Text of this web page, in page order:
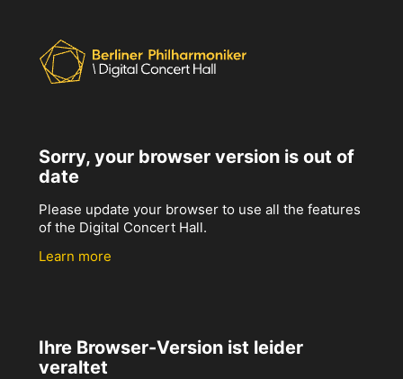
Sorry, your browser version is out of
date
Please update your browser to use all the features
of the Digital Concert Hall.
Learn more
Ihre Browser-Version ist leider
veraltet